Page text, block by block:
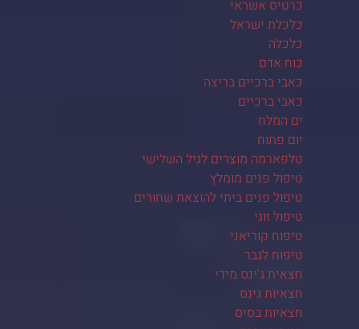
כרטיס אשראי
כלכלת ישראל
כלכלה
כוח אדם
כאבי ברכיים בריצה
כאבי ברכיים
ים המלח
יום פתוח
טלפארמה מוצרים לגיל השלישי
טיפול פנים מומלץ
טיפול פנים ביתי להוצאת שחורים
טיפול זוגי
טיפוח קוריאני
טיפוח לגבר
חצאית ג'ינס מידי
חצאיות גינס
חצאיות בסיס